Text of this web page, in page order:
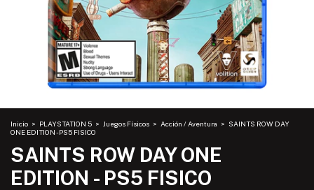
Inicio > PLAYSTATION 5 > Juegos Físicos > Acción / Aventura > SAINTS ROW DAY
ONE EDITION - PS5 FISICO
SAINTS ROW DAY ONE
EDITION - PS5 FISICO